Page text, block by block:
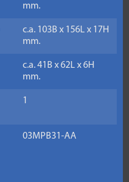
mm.
c.a. 103B x 156L x 17H
mm.
c.a. 41B x 62L x 6H
mm.
1
03MPB31-AA